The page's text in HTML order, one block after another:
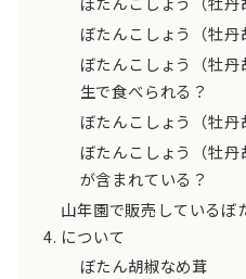
ぼたんこしょう（牡
ぼたんこしょう（牡
生で食べられる？
ぼたんこしょう（牡
ぼたんこしょう（牡
が含まれている？
山年園で販売しているぼ
について
ぼたん胡椒なめ茸